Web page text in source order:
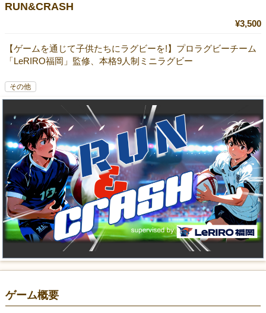
RUN&CRASH
¥3,500
【ゲームを通じて子供たちにラグビーを!】プロラグビーチーム
「LeRIRO福岡」監修、本格9人制ミニラグビー
その他
ゲーム概要